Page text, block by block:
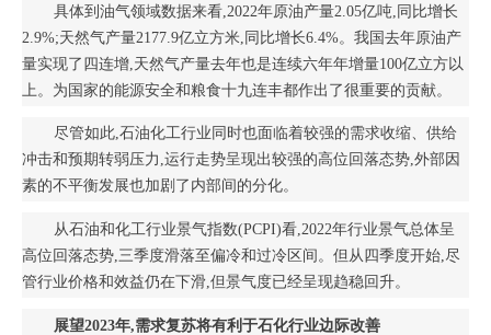
具体到油气领域数据来看,2022年原油产量2.05亿吨,同比增长
2.9%;天然气产量2177.9亿立方米,同比增长6.4%。我国去年原油产
量实现了四连增,天然气产量去年也是连续六年年增量100亿立方以
上。为国家的能源安全和粮食十九连丰都作出了很重要的贡献。
尽管如此,石油化工行业同时也面临着较强的需求收缩、供给
冲击和预期转弱压力,运行走势呈现出较强的高位回落态势,外部因
素的不平衡发展也加剧了内部间的分化。
从石油和化工行业景气指数(PCPI)看,2022年行业景气总体呈
高位回落态势,三季度滑落至偏冷和过冷区间。但从四季度开始,尽
管行业价格和效益仍在下滑,但景气度已经呈现趋稳回升。
展望2023年,需求复苏将有利于石化行业边际改善